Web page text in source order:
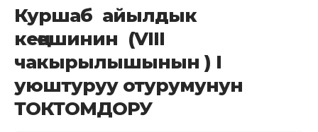
Куршаб айылдык
кеңешинин (VIII
чакырылышынын ) I
уюштуруу отурумунун
ТОКТОМДОРУ